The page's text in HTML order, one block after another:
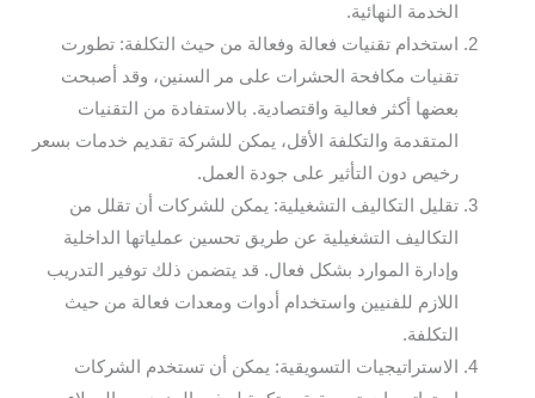
الخدمة النهائية.
استخدام تقنيات فعالة وفعالة من حيث التكلفة: تطورت
تقنيات مكافحة الحشرات على مر السنين، وقد أصبحت
بعضها أكثر فعالية واقتصادية. بالاستفادة من التقنيات
المتقدمة والتكلفة الأقل، يمكن للشركة تقديم خدمات بسعر
رخيص دون التأثير على جودة العمل.
تقليل التكاليف التشغيلية: يمكن للشركات أن تقلل من
التكاليف التشغيلية عن طريق تحسين عملياتها الداخلية
وإدارة الموارد بشكل فعال. قد يتضمن ذلك توفير التدريب
اللازم للفنيين واستخدام أدوات ومعدات فعالة من حيث
التكلفة.
الاستراتيجيات التسويقية: يمكن أن تستخدم الشركات